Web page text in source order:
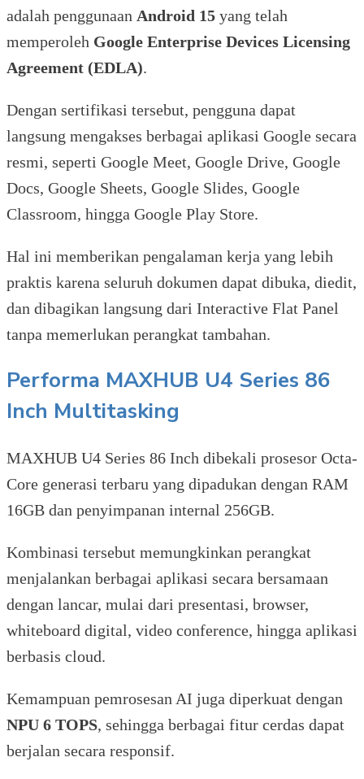
adalah penggunaan Android 15 yang telah
memperoleh Google Enterprise Devices Licensing
Agreement (EDLA).
Dengan sertifikasi tersebut, pengguna dapat
langsung mengakses berbagai aplikasi Google secara
resmi, seperti Google Meet, Google Drive, Google
Docs, Google Sheets, Google Slides, Google
Classroom, hingga Google Play Store.
Hal ini memberikan pengalaman kerja yang lebih
praktis karena seluruh dokumen dapat dibuka, diedit,
dan dibagikan langsung dari Interactive Flat Panel
tanpa memerlukan perangkat tambahan.
Performa MAXHUB U4 Series 86
Inch Multitasking
MAXHUB U4 Series 86 Inch dibekali prosesor Octa-
Core generasi terbaru yang dipadukan dengan RAM
16GB dan penyimpanan internal 256GB.
Kombinasi tersebut memungkinkan perangkat
menjalankan berbagai aplikasi secara bersamaan
dengan lancar, mulai dari presentasi, browser,
whiteboard digital, video conference, hingga aplikasi
berbasis cloud.
Kemampuan pemrosesan AI juga diperkuat dengan
NPU 6 TOPS, sehingga berbagai fitur cerdas dapat
berjalan secara responsif.